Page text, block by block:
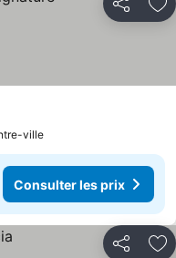
Partager
ville
Consulter les prix
Partager